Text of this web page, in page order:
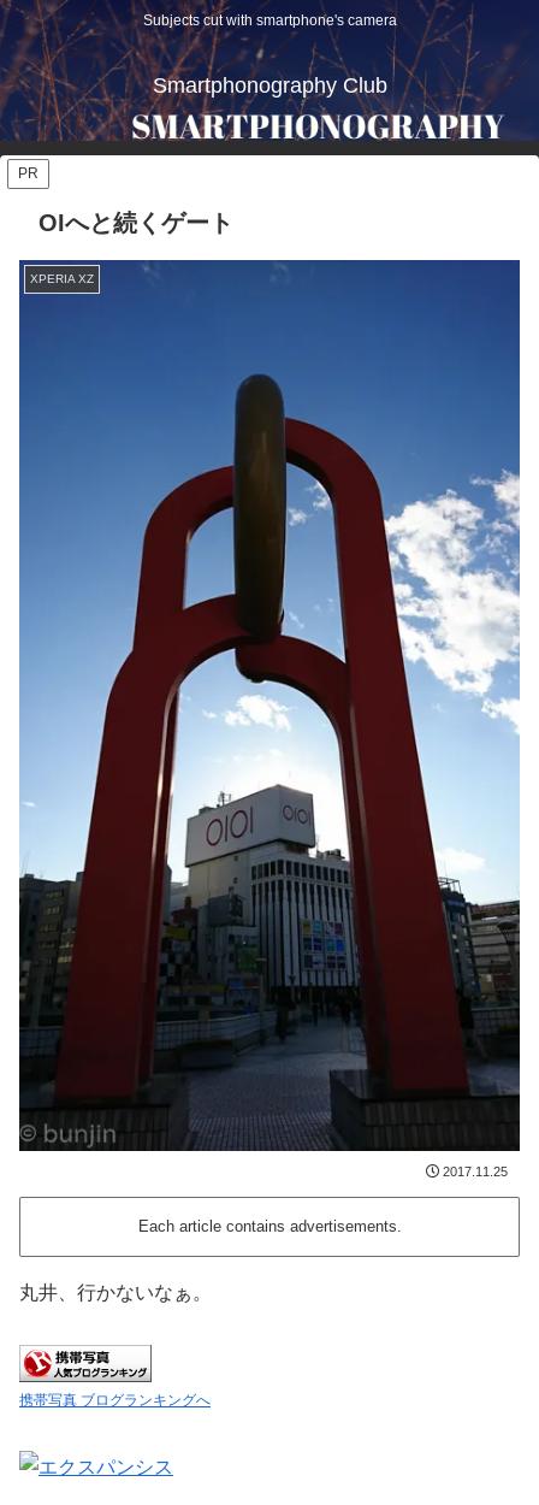
Subjects cut with smartphone's camera
Smartphonography Club
PR
OIへと続くゲート
XPERIA XZ
2017.11.25
Each article contains advertisements.
丸井、行かないなぁ。
携帯写真 ブログランキングへ